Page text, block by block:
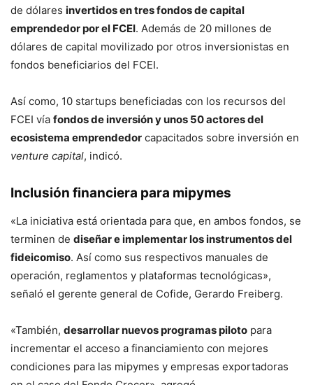
de dólares invertidos en tres fondos de capital
emprendedor por el FCEI. Además de 20 millones de
dólares de capital movilizado por otros inversionistas en
fondos beneficiarios del FCEI.
Así como, 10 startups beneficiadas con los recursos del
FCEI vía fondos de inversión y unos 50 actores del
ecosistema emprendedor capacitados sobre inversión en
venture capital, indicó.
Inclusión financiera para mipymes
«La iniciativa está orientada para que, en ambos fondos, se
terminen de diseñar e implementar los instrumentos del
fideicomiso. Así como sus respectivos manuales de
operación, reglamentos y plataformas tecnológicas»,
señaló el gerente general de Cofide, Gerardo Freiberg.
«También, desarrollar nuevos programas piloto para
incrementar el acceso a financiamiento con mejores
condiciones para las mipymes y empresas exportadoras